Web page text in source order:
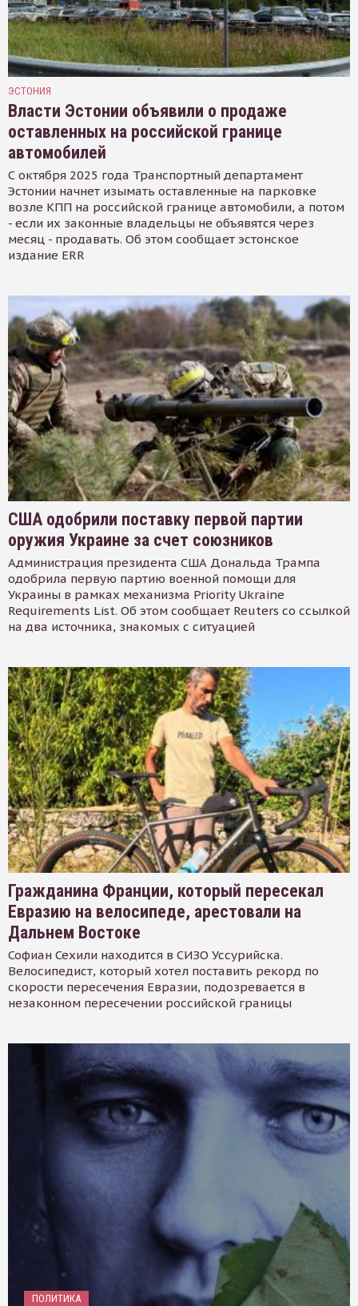
ЭСТОНИЯ
Власти Эстонии объявили о продаже
оставленных на российской границе
автомобилей
С октября 2025 года Транспортный департамент
Эстонии начнет изымать оставленные на парковке
возле КПП на российской границе автомобили, а потом
- если их законные владельцы не объявятся через
месяц - продавать. Об этом сообщает эстонское
издание ERR
США одобрили поставку первой партии
оружия Украине за счет союзников
Администрация президента США Дональда Трампа
одобрила первую партию военной помощи для
Украины в рамках механизма Priority Ukraine
Requirements List. Об этом сообщает Reuters со ссылкой
на два источника, знакомых с ситуацией
Гражданина Франции, который пересекал
Евразию на велосипеде, арестовали на
Дальнем Востоке
Софиан Сехили находится в СИЗО Уссурийска.
Велосипедист, который хотел поставить рекорд по
скорости пересечения Евразии, подозревается в
незаконном пересечении российской границы
ПОЛИТИКА